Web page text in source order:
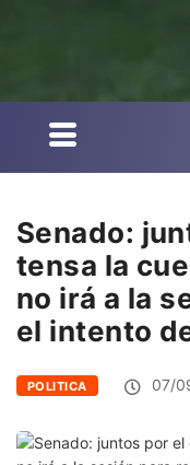
Senado:
tensa la
no irá a la
el intento
POLITICA 07/